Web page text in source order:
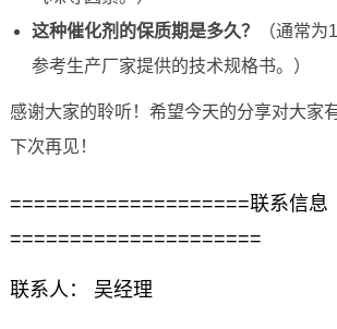
这种催化剂的保质期是多久？
（通常
参考生产厂家提供的技术规格书。）
感谢大家的聆听！希望今天的分享对大家
下次再见！
====================联系信息
=====================
联系人： 吴经理